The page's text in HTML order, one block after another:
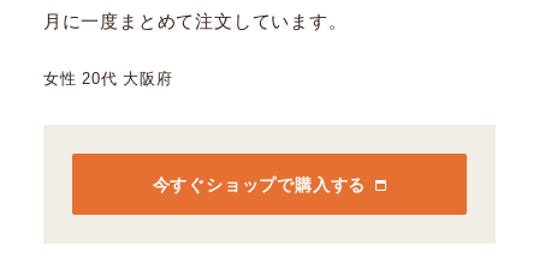
月に一度まとめて注文しています。
女性 20代 大阪府
今すぐショップで購入する